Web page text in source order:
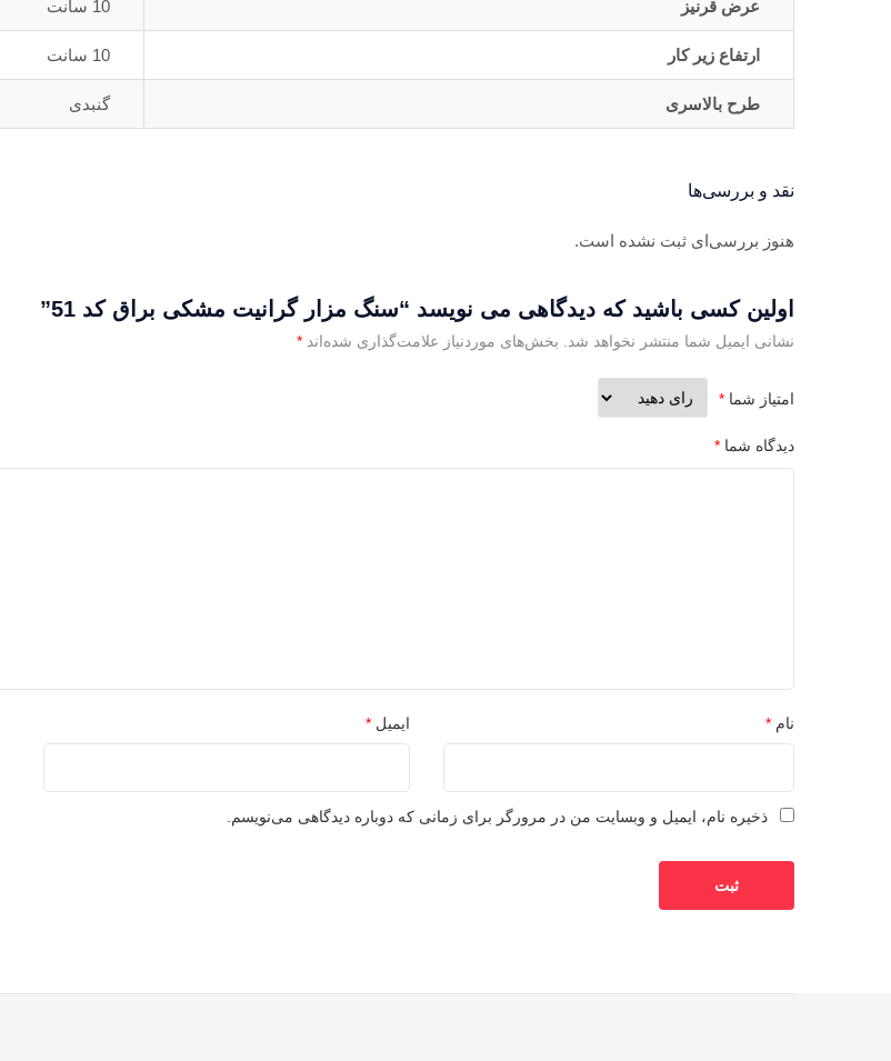
عرض قرنیز 10 سانت
ارتفاع زیر کار 10 سانت
طرح بالاسری گنبدی
نقد و بررسی‌ها
هنوز بررسی‌ای ثبت نشده است.
اولین کسی باشید که دیدگاهی می نویسد “سنگ مزار گرانیت مشکی براق کد 51”
نشانی ایمیل شما منتشر نخواهد شد. بخش‌های موردنیاز علامت‌گذاری شده‌اند *
امتیاز شما *
دیدگاه شما *
نام * ایمیل *
ذخیره نام، ایمیل و وبسایت من در مرورگر برای زمانی که دوباره دیدگاهی می‌نویسم.